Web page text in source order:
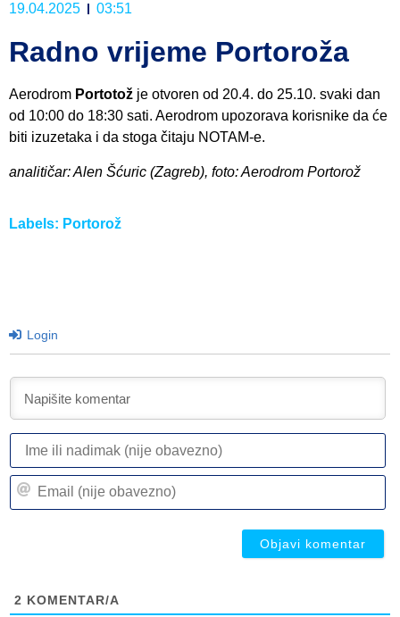
19.04.2025 03:51
Radno vrijeme Portoroža
Aerodrom Portotož je otvoren od 20.4. do 25.10. svaki dan
od 10:00 do 18:30 sati. Aerodrom upozorava korisnike da će
biti izuzetaka i da stoga čitaju NOTAM-e.
analitičar: Alen Šćuric (Zagreb), foto: Aerodrom Portorož
Labels: Portorož
Login
2 KOMENTAR/A